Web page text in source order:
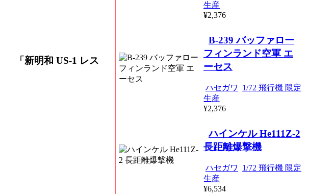
「新明和 US-1 レス
生産
¥2,376
B-239 バッファロー
フィンランド空軍 エ
ーセス
ハセガワ
1/72 飛行機 限定
生産
¥2,376
ハインケル He111Z-2
長距離爆撃機
ハセガワ
1/72 飛行機 限定
生産
¥6,534